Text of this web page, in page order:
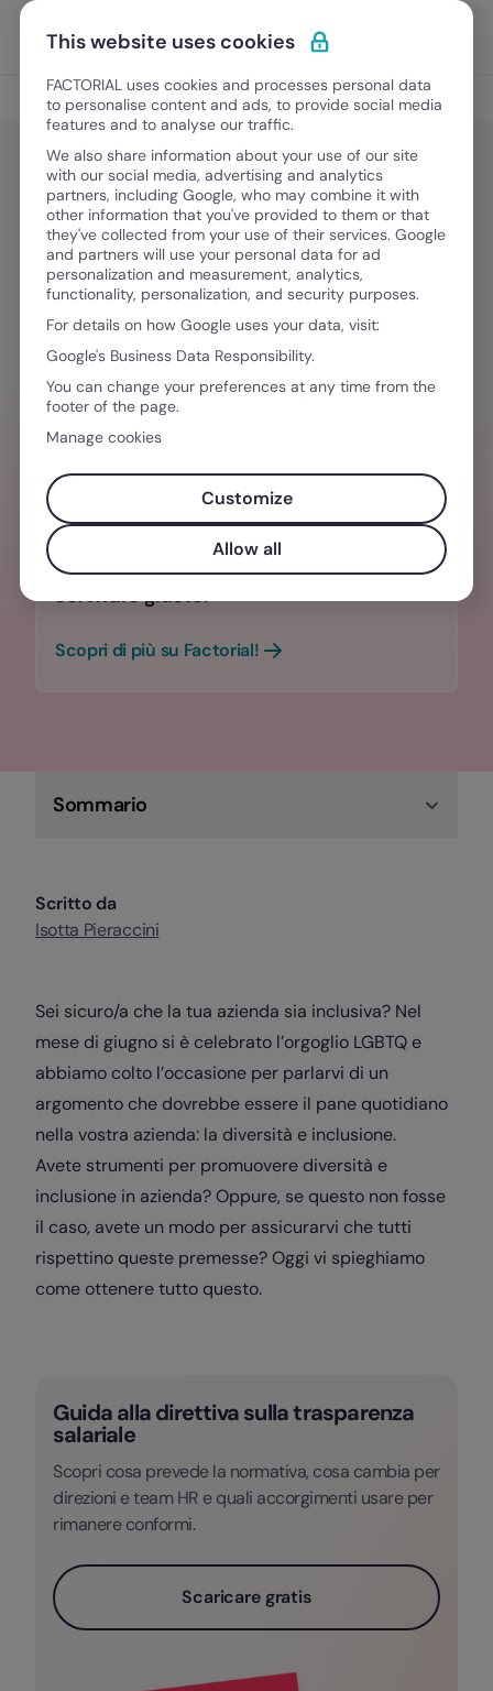
Vai al contenuto
Scopri Factorial
Recruiting
Gestione del Talento
Diversità e inclusione: come
promuoverla in azienda a partire
dal recruiting
2 Marzo, 2026·7 minuti di lettura
HAI BISOGNO D´AIUTO PER GESTIRE I TEAM
Trovare il talento perfetto per la tua
azienda non deve essere un processo
lungo e stressante. Basta scegliere il
software giusto.
Scopri di più su Factorial!
Sommario
Scritto da
Isotta Pieraccini
Sei sicuro/a che la tua azienda sia inclusiva? Nel
mese di giugno si è celebrato l’orgoglio LGBTQ e
abbiamo colto l’occasione per parlarvi di un
argomento che dovrebbe essere il pane quotidiano
nella vostra azienda: la diversità e inclusione.
Avete strumenti per promuovere diversità e
inclusione in azienda? Oppure, se questo non fosse
il caso, avete un modo per assicurarvi che tutti
rispettino queste premesse? Oggi vi spieghiamo
come ottenere tutto questo.
Guida alla direttiva sulla trasparenza
salariale
Scopri cosa prevede la normativa, cosa cambia per
direzioni e team HR e quali accorgimenti usare per
rimanere conformi.
Scaricare gratis
This website uses cookies
FACTORIAL uses cookies and processes personal data
to personalise content and ads, to provide social media
features and to analyse our traffic.
We also share information about your use of our site
with our social media, advertising and analytics
partners, including Google, who may combine it with
other information that you've provided to them or that
they've collected from your use of their services. Google
and partners will use your personal data for ad
personalization and measurement, analytics,
functionality, personalization, and security purposes.
For details on how Google uses your data, visit:
Google's Business Data Responsibility.
You can change your preferences at any time from the
footer of the page.
Manage cookies
Customize
Allow all